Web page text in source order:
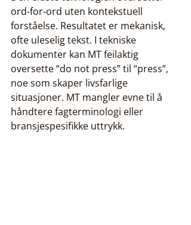
ord-for-ord uten kontekstuell
forståelse. Resultatet er mekanisk,
ofte uleselig tekst. I tekniske
dokumenter kan MT feilaktig
oversette “do not press” til “press”,
noe som skaper livsfarlige
situasjoner. MT mangler evne til å
håndtere fagterminologi eller
bransjespesifikke uttrykk.